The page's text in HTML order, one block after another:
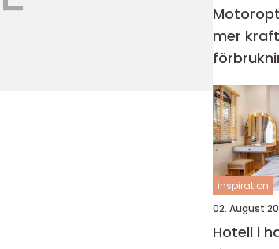
mer
körning
inspiration
02. August
Hotell i